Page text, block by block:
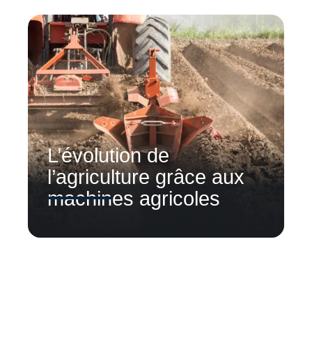
L’évolution de
l’agriculture grâce aux
machines agricoles